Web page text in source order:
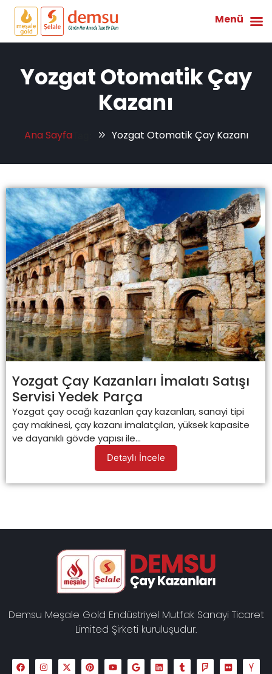
Yozgat Otomatik Çay
Kazanı
Ana SayfaTag: Yozgat Otomatik Çay Kazanı
Yozgat Çay Kazanları İmalatı Satışı
Servisi Yedek Parça
Yozgat çay ocağı kazanları çay kazanları, sanayi tipi
çay makinesi, çay kazanı imalatçıları, yüksek kapasite
ve dayanıklı gövde yapısı ile...
Detaylı İncele
Demsu Meşale Gold Endüstriyel Mutfak Sanayi Ticaret
Limited Şirketi kuruluşudur.
Menü